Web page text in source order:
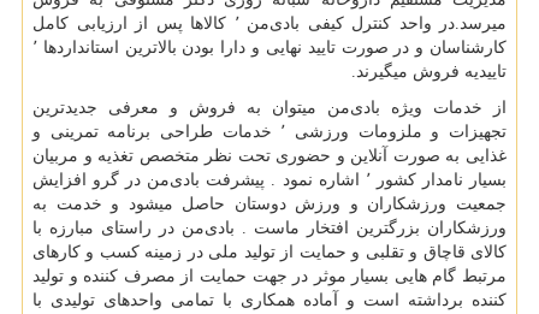
میرسد.در واحد کنترل کیفی بادی‌من ٬ کالاها پس از ارزیابی کامل
کارشناسان و در صورت تایید نهایی و دارا بودن بالاترین استانداردها ٬
تاییدیه فروش میگیرند.
از خدمات ویژه بادی‌من میتوان به فروش و معرفی جدیدترین
تجهیزات و ملزومات ورزشی ٬ خدمات طراحی برنامه تمرینی و
غذایی به صورت آنلاین و حضوری تحت نظر متخصص تغذیه و مربیان
بسیار نامدار کشور ٬ اشاره نمود . پیشرفت بادی‌من در گرو افزایش
جمعیت ورزشکاران و ورزش دوستان حاصل میشود و خدمت به
ورزشکاران بزرگترین افتخار ماست . بادی‌من در راستای مبارزه با
کالای قاچاق و تقلبی و حمایت از تولید ملی در زمینه کسب و کارهای
مرتبط گام هایی بسیار موثر در جهت حمایت از مصرف کننده و تولید
کننده برداشته است و آماده همکاری با تمامی واحدهای تولیدی با